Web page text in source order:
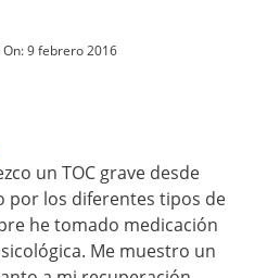
9 febrero 2016
un TOC grave desde
por los diferentes tipos de
he tomado medicación
Me muestro un